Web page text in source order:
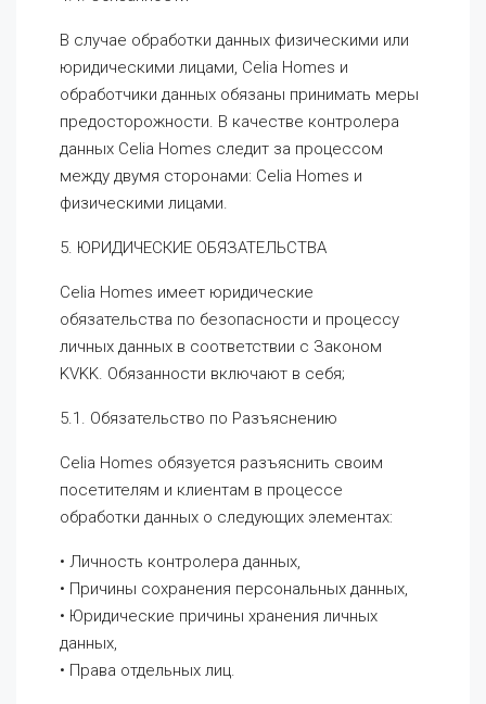
В случае обработки данных физическими или
юридическими лицами, Celia Homes и
обработчики данных обязаны принимать меры
предосторожности. В качестве контролера
данных Celia Homes следит за процессом
между двумя сторонами: Celia Homes и
физическими лицами.
5. ЮРИДИЧЕСКИЕ ОБЯЗАТЕЛЬСТВА
Celia Homes имеет юридические
обязательства по безопасности и процессу
личных данных в соответствии с Законом
KVKK. Обязанности включают в себя;
5.1. Обязательство по Разъяснению
Celia Homes обязуется разъяснить своим
посетителям и клиентам в процессе
обработки данных о следующих элементах:
• Личность контролера данных,
• Причины сохранения персональных данных,
• Юридические причины хранения личных
данных,
• Права отдельных лиц.